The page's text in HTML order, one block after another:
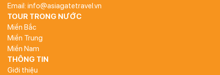
Email: info@asiagatetravel.vn
TOUR TRONG NƯỚC
Miền Bắc
Miền Trung
Miền Nam
THÔNG TIN
Giới thiệu